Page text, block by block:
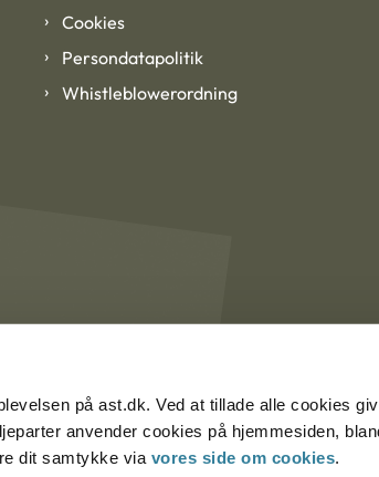
på ast.dk. Ved at tillade alle cookies
anvender cookies på hjemmesiden,
dit samtykke via vores side om cookies.
Cookies
Persondatapolitik
Whistleblowerordning